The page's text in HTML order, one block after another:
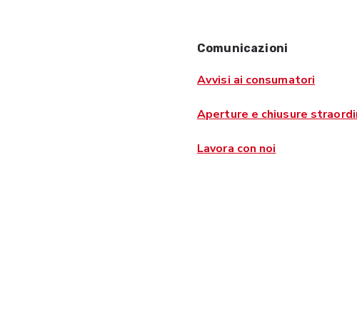
Comunicazioni
Avvisi ai consumatori
Aperture e chiusure
Lavora con noi